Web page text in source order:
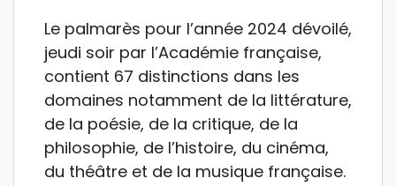
Le palmarès pour l’année 2024 dévoilé,
jeudi soir par l’Académie française,
contient 67 distinctions dans les
domaines notamment de la littérature,
de la poésie, de la critique, de la
philosophie, de l’histoire, du cinéma,
du théâtre et de la musique française.